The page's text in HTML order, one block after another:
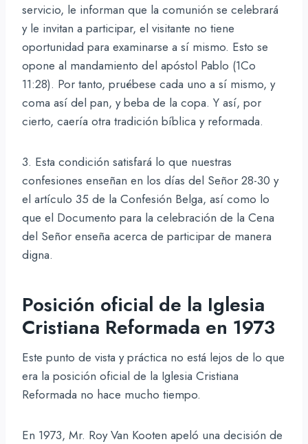
servicio, le informan que la comunión se celebrará
y le invitan a participar, el visitante no tiene
oportunidad para examinarse a sí mismo. Esto se
opone al mandamiento del apóstol Pablo (1Co
11:28). Por tanto, pruébese cada uno a sí mismo, y
coma así del pan, y beba de la copa. Y así, por
cierto, caería otra tradición bíblica y reformada.
3. Esta condición satisfará lo que nuestras
confesiones enseñan en los días del Señor 28-30 y
el artículo 35 de la Confesión Belga, así como lo
que el Documento para la celebración de la Cena
del Señor enseña acerca de participar de manera
digna.
Posición oficial de la Iglesia
Cristiana Reformada en 1973
Este punto de vista y práctica no está lejos de lo que
era la posición oficial de la Iglesia Cristiana
Reformada no hace mucho tiempo.
En 1973, Mr. Roy Van Kooten apeló una decisión de